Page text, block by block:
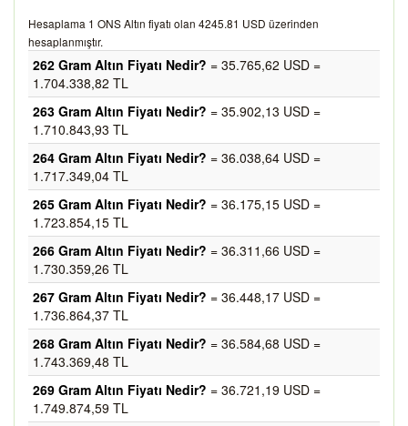
Hesaplama 1 ONS Altın fiyatı olan 4245.81 USD üzerinden
hesaplanmıştır.
262 Gram Altın Fiyatı Nedir? = 35.765,62 USD =
1.704.338,82 TL
263 Gram Altın Fiyatı Nedir? = 35.902,13 USD =
1.710.843,93 TL
264 Gram Altın Fiyatı Nedir? = 36.038,64 USD =
1.717.349,04 TL
265 Gram Altın Fiyatı Nedir? = 36.175,15 USD =
1.723.854,15 TL
266 Gram Altın Fiyatı Nedir? = 36.311,66 USD =
1.730.359,26 TL
267 Gram Altın Fiyatı Nedir? = 36.448,17 USD =
1.736.864,37 TL
268 Gram Altın Fiyatı Nedir? = 36.584,68 USD =
1.743.369,48 TL
269 Gram Altın Fiyatı Nedir? = 36.721,19 USD =
1.749.874,59 TL